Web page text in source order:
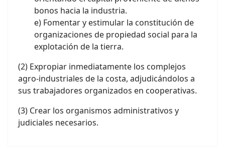
bonos hacia la industria.
e) Fomentar y estimular la constitución de
organizaciones de propiedad social para la
explotación de la tierra.
(2) Expropiar inmediatamente los complejos
agro-industriales de la costa, adjudicándolos a
sus trabajadores organizados en cooperativas.
(3) Crear los organismos administrativos y
judiciales necesarios.